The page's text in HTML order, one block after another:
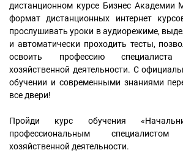
дистанционном курсе Бизнес
формат дистанционных интернет
прослушивать уроки в аудиорежиме,
и автоматически проходить тесты,
освоить профессию специалиста
хозяйственной деятельности. С
обучении и современными знаниями
все двери!
Пройди курс обучения
профессиональным специалистом
хозяйственной деятельности.